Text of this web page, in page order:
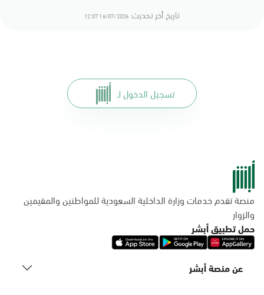
تاريخ أخر تحديث: 16/07/2026 12:07
تسجيل الدخول لـ
منصة تقدم خدمات وزارة الداخلية السعودية للمواطنين والمقيمين
والزوار
حمل تطبيق أبشر
عن منصة أبشر